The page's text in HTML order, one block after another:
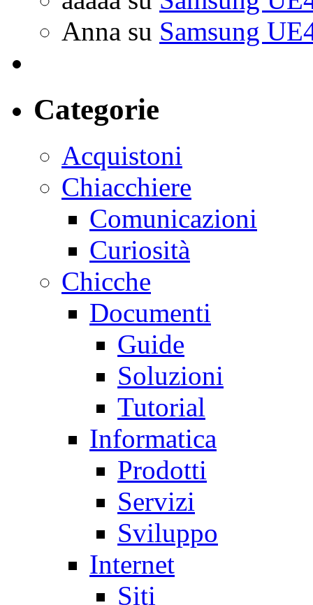
Anna su Samsung
Categorie
Acquistoni
Chiacchiere
Comunicazioni
Curiosità
Chicche
Documenti
Guide
Soluzioni
Tutorial
Informatica
Prodotti
Servizi
Sviluppo
Internet
Siti